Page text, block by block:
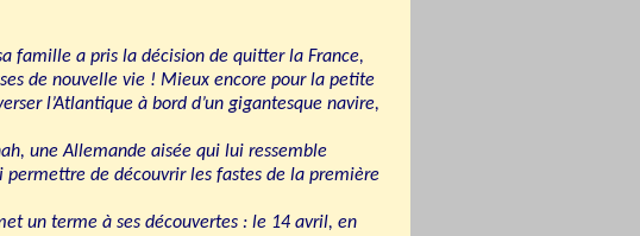
famille a pris la décision de quitter la France,
de nouvelle vie ! Mieux encore pour la petite
l’Atlantique à bord d’un gigantesque navire,
une Allemande aisée qui lui ressemble
permettre de découvrir les fastes de la première
un terme à ses découvertes : le 14 avril, en